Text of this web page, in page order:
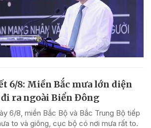
6/8: Miền Bắc mưa lớn diện
đi ra ngoài Biển Đông
6/8, miền Bắc Bộ và Bắc Trung Bộ tiếp
to và giông, cục bộ có nơi mưa rất to.